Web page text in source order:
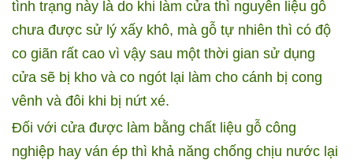
tình trạng này là do khi làm cửa thì nguyên liệu gỗ
chưa được sử lý xấy khô, mà gỗ tự nhiên thì có độ
co giãn rất cao vì vậy sau một thời gian sử dụng
cửa sẽ bị kho và co ngót lại làm cho cánh bị cong
vênh và đôi khi bị nứt xé.
Đối với cửa được làm bằng chất liệu gỗ công
nghiệp hay ván ép thì khả năng chống chịu nước lại